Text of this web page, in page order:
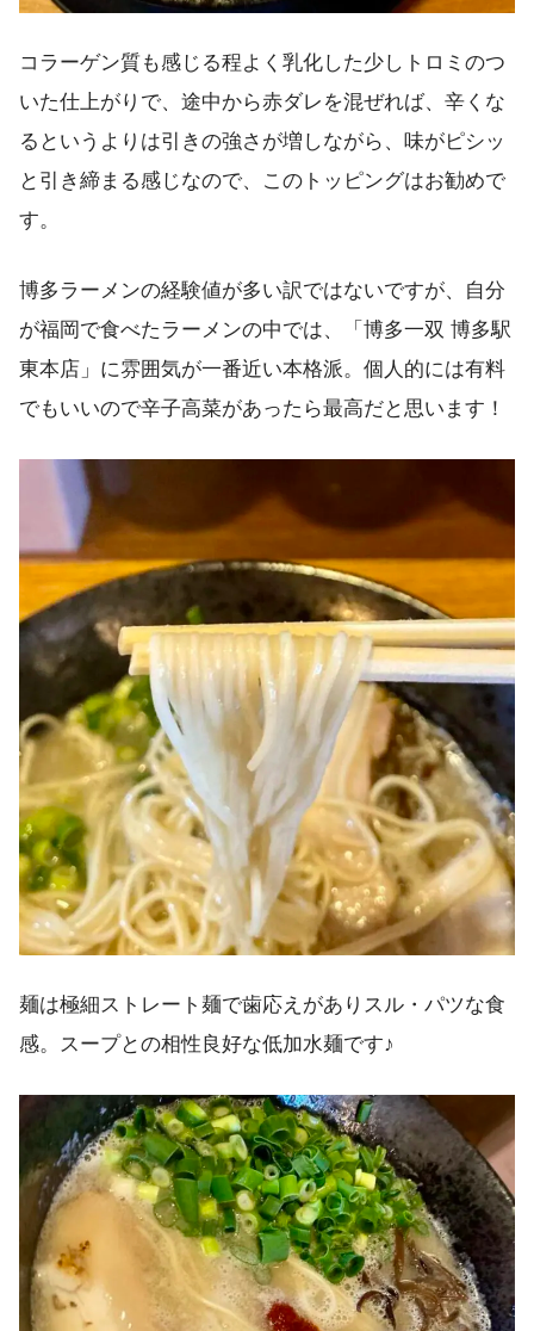
コラーゲン質も感じる程よく乳化した少しトロミのつ
いた仕上がりで、途中から赤ダレを混ぜれば、辛くな
るというよりは引きの強さが増しながら、味がピシッ
と引き締まる感じなので、このトッピングはお勧めで
す。
博多ラーメンの経験値が多い訳ではないですが、自分
が福岡で食べたラーメンの中では、「博多一双 博多駅
東本店」に雰囲気が一番近い本格派。個人的には有料
でもいいので辛子高菜があったら最高だと思います！
麺は極細ストレート麺で歯応えがありスル・パツな食
感。スープとの相性良好な低加水麺です♪